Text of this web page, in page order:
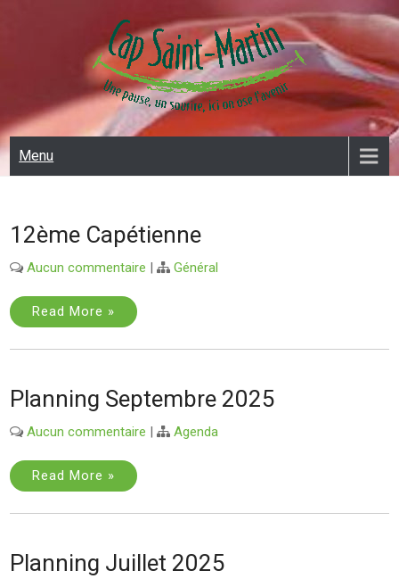
CAP SAINT MARTIN
Menu
12ème Capétienne
Aucun commentaire | Général
Read More »
Planning Septembre 2025
Aucun commentaire | Agenda
Read More »
Planning Juillet 2025